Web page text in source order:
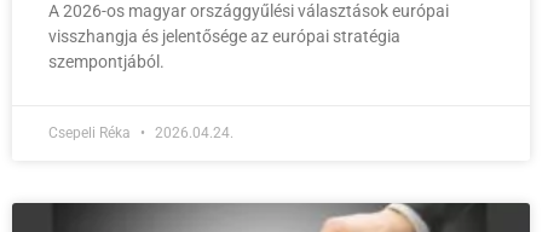
A 2026-os magyar országgyűlési választások európai
visszhangja és jelentősége az európai stratégia
szempontjából.
Csepeli Réka 2026.04.24.